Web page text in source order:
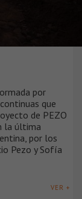
por
que
de PEZO
la última
por los
Pezo y Sofía
VER +